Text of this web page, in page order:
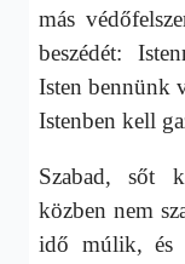
más
beszédét:
Isten bennünk
Istenben kell
Szabad, sőt
közben nem
idő múlik, és